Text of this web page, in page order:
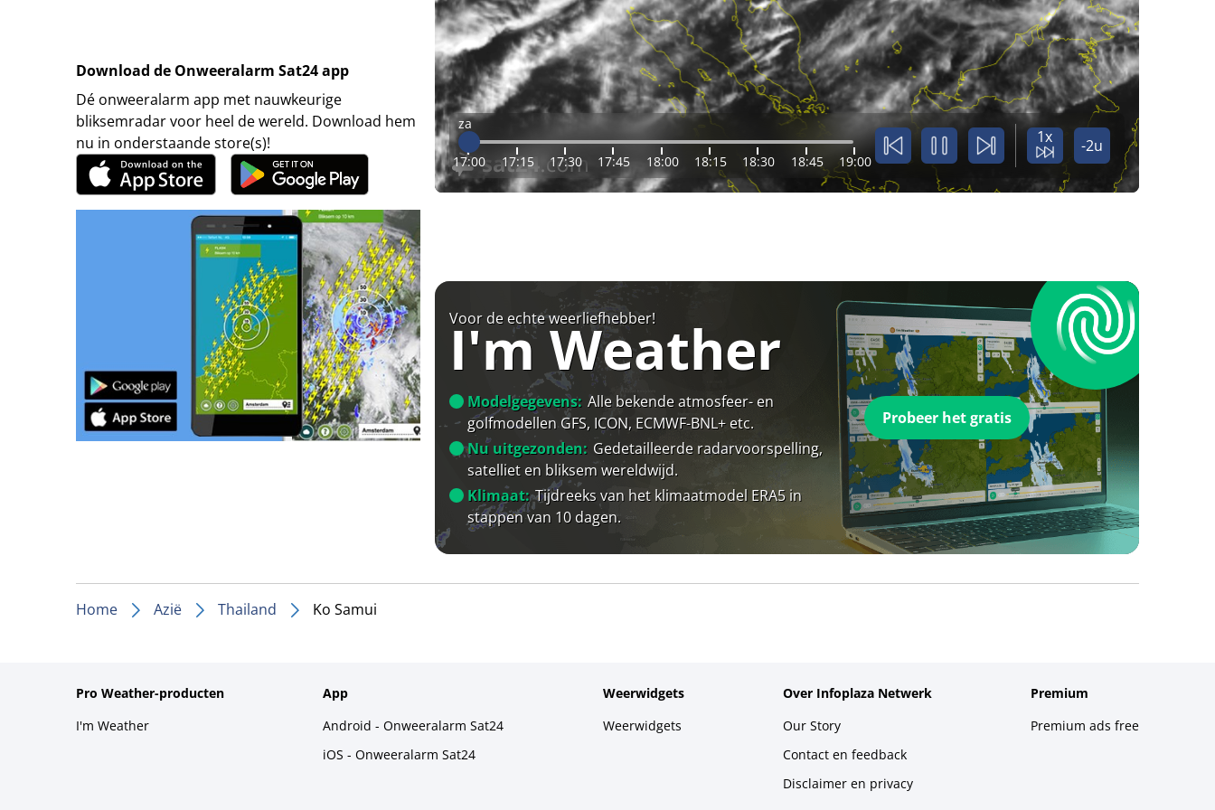
Download de Onweeralarm Sat24 app
Dé onweeralarm app met nauwkeurige
bliksemradar voor heel de wereld. Download hem
nu in onderstaande store(s)!
za
17:00 17:15 17:30 17:45 18:00 18:15 18:30 18:45 19:00
1x -2u
Voor de echte weerliefhebber!
I'm Weather
Modelgegevens: Alle bekende atmosfeer- en
golfmodellen GFS, ICON, ECMWF-BNL+ etc.
Nu uitgezonden: Gedetailleerde radarvoorspelling,
satelliet en bliksem wereldwijd.
Klimaat: Tijdreeks van het klimaatmodel ERA5 in
stappen van 10 dagen.
Probeer het gratis
Home Azië Thailand Ko Samui
Pro Weather-producten
I'm Weather
App
Android - Onweeralarm Sat24
iOS - Onweeralarm Sat24
Weerwidgets
Weerwidgets
Over Infoplaza Netwerk
Our Story
Contact en feedback
Disclaimer en privacy
Premium
Premium ads free